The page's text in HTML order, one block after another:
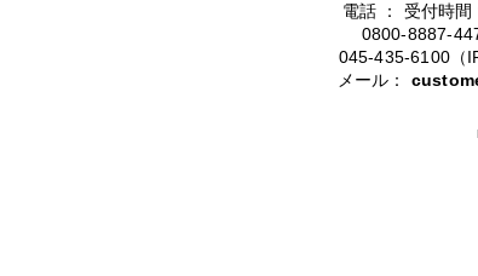
電話 ： 受付時間
0800-8887-
045-435-6100（
メール：